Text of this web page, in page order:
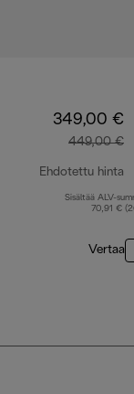
349,00 €
449,00 €
Ehdotettu hinta
Sisältää ALV-
70,91 €
Vertaa